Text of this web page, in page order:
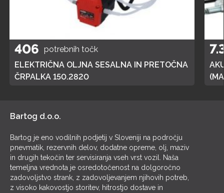
406 potrebnih točk
ELEKTRIČNA OLJNA SESALNA IN PRETOČNA
ČRPALKA 150.2820
Bartog d.o.o.
Bartog je eno vodilnih podjetij v Sloveniji na področju
pnevmatik, rezervnih delov, dodatne opreme, olj, maziv
in drugih tekočin ter servisiranja vseh vrst vozil. Naša
temeljna vrednota je osredotočenost na dolgoročno
zadovoljstvo strank, z zadovoljevanjem njihovih potreb,
z visoko kakovostjo storitev, hitrostjo dostave in